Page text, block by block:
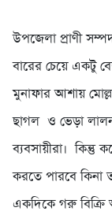
উপজেলা প্রাণী
বারের চেয়ে একটু
মুনাফার আশায়
ছাগল ও ভেড়া
ব্যবসায়ীরা। কিন্তু
করতে পারবে কিনা
একদিকে গরু বিক্রি